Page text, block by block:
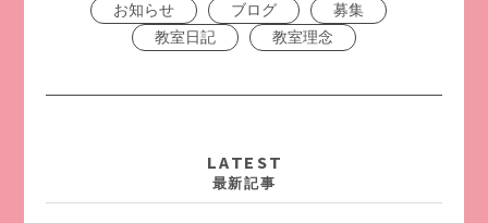
お知らせ ブログ
募集
教室日記
教室理念
LATEST
最新記事